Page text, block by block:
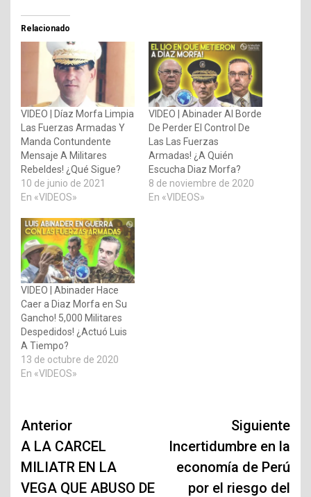
Relacionado
VIDEO | Díaz Morfa Limpia
Las Fuerzas Armadas Y
Manda Contundente
Mensaje A Militares
Rebeldes! ¿Qué Sigue?
10 de junio de 2021
En «VIDEOS»
VIDEO | Abinader Al Borde
De Perder El Control De
Las Las Fuerzas
Armadas! ¿A Quién
Escucha Diaz Morfa?
8 de noviembre de 2020
En «VIDEOS»
VIDEO | Abinader Hace
Caer a Diaz Morfa en Su
Gancho! 5,000 Militares
Despedidos! ¿Actuó Luis
A Tiempo?
13 de octubre de 2020
En «VIDEOS»
Navegación
de
entradas
Anterior
A LA CARCEL
MILIATR EN LA
VEGA QUE ABUSO DE
Siguiente
Incertidumbre en la
economía de Perú
por el riesgo del